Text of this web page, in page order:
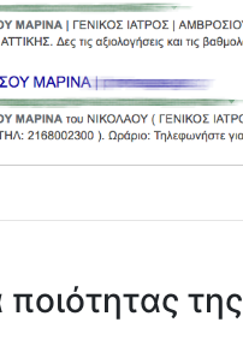
ποιότητας της